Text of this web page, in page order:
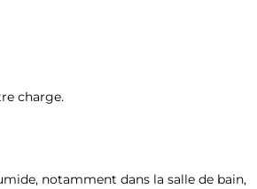
charge.
notamment dans la salle de bain,